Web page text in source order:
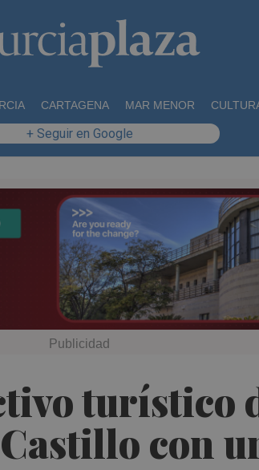
CARTAGENA MAR MENOR
+ Seguir en Google
turístico
con